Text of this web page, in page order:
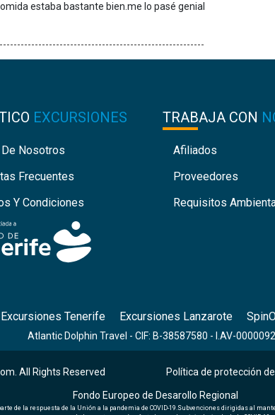
estaba bastante bien.me lo pasé genial
EXCURSIONES
Nosotros
Frecuentes
Y Condiciones
TRABAJA CON
Afiliados
Proveedores
Requisitos
Excursiones Tenerife Excursiones Lanzarote
Atlantic Dolphin Travel - CIF: B-38587580 - I.AV-
All Rights Reserved Política de protección
Fondo Europeo de Desarollo Regional
de la respuesta de la Unión a la pandemia de COVID-19.Subvenciones dirigidas al